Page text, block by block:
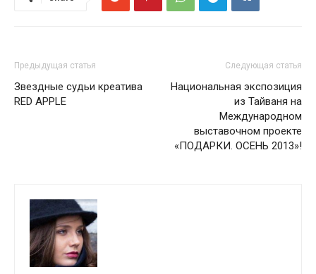
Предыдущая статья
Звездные судьи креатива
RED APPLE
Следующая статья
Национальная экспозиция
из Тайваня на
Международном
выставочном проекте
«ПОДАРКИ. ОСЕНЬ 2013»!